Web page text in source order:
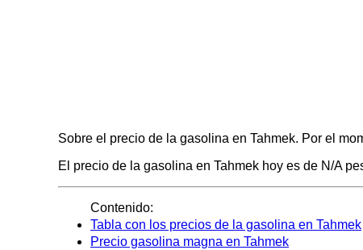
Sobre el precio de la gasolina en Tahmek. Por el
El precio de la gasolina en Tahmek hoy es de N/A
Contenido:
Tabla con los precios de la gasolina en Tahmek
Precio gasolina magna en Tahmek